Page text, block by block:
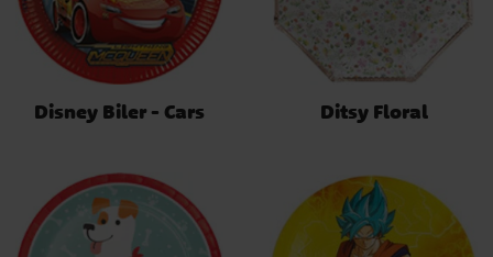
Disney Biler - Cars Ditsy Floral